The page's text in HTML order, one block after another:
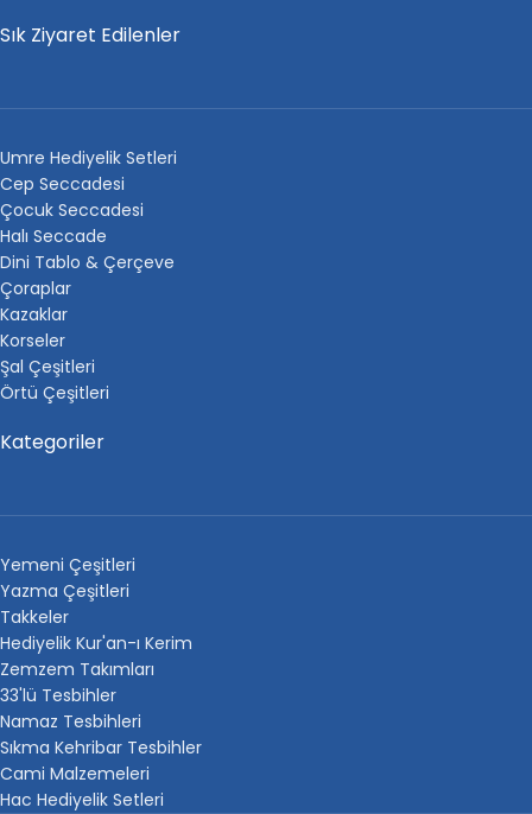
Sık Ziyaret Edilenler
Umre Hediyelik Setleri
Cep Seccadesi
Çocuk Seccadesi
Halı Seccade
Dini Tablo & Çerçeve
Çoraplar
Kazaklar
Korseler
Şal Çeşitleri
Örtü Çeşitleri
Kategoriler
Yemeni Çeşitleri
Yazma Çeşitleri
Takkeler
Hediyelik Kur'an-ı Kerim
Zemzem Takımları
33'lü Tesbihler
Namaz Tesbihleri
Sıkma Kehribar Tesbihler
Cami Malzemeleri
Hac Hediyelik Setleri